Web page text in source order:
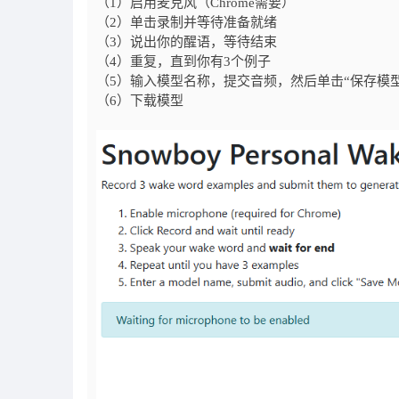
（2）单击录制并等待准备就绪
（3）说出你的醒语，等待结束
（4）重复，直到你有3个例子
（5）输入模型名称，提交音频，然后单击“保存模
（6）下载模型